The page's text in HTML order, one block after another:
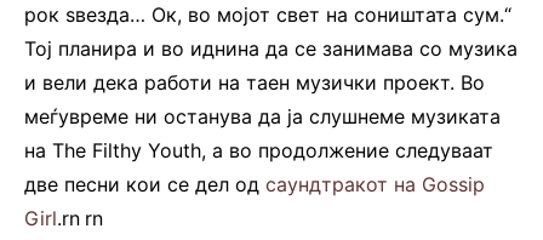
рок ѕвезда… Ок, во мојот свет на соништата сум.“
Тој планира и во иднина да се занимава со музика
и вели дека работи на таен музички проект. Во
меѓувреме ни останува да ја слушнеме музиката
на The Filthy Youth, а во продолжение следуваат
две песни кои се дел од саундтракот на Gossip
Girl.rn rn